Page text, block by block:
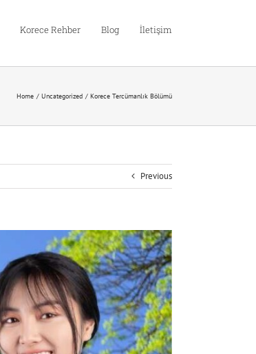
Korece Rehber Blog İletişim
Home Uncategorized Korece Tercümanlık Bölümü
Previous